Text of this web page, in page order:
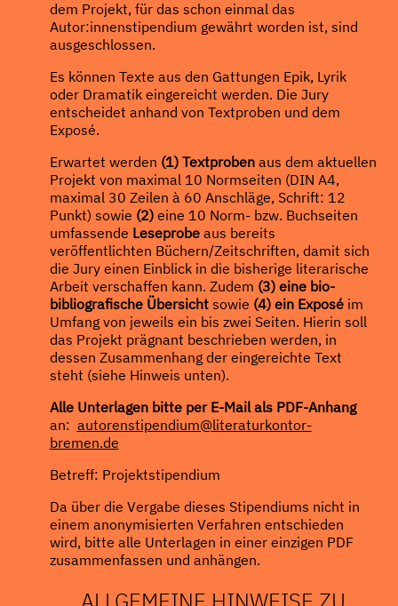
dem Projekt, für das schon einmal das
Autor:innenstipendium gewährt worden ist, sind
ausgeschlossen.
Es können Texte aus den Gattungen Epik, Lyrik
oder Dramatik eingereicht werden. Die Jury
entscheidet anhand von Textproben und dem
Exposé.
Erwartet werden (1) Textproben aus dem aktuellen
Projekt von maximal 10 Normseiten (DIN A4,
maximal 30 Zeilen à 60 Anschläge, Schrift: 12
Punkt) sowie (2) eine 10 Norm- bzw. Buchseiten
umfassende Leseprobe aus bereits
veröffentlichten Büchern/Zeitschriften, damit sich
die Jury einen Einblick in die bisherige literarische
Arbeit verschaffen kann. Zudem (3) eine bio-
bibliografische Übersicht sowie (4)ein Exposé im
Umfang von jeweils ein bis zwei Seiten. Hierin soll
das Projekt prägnant beschrieben werden, in
dessen Zusammenhang der eingereichte Text
steht (siehe Hinweis unten).
Alle Unterlagen bitte per E-Mail als PDF-Anhang
an: autorenstipendium@literaturkontor-
bremen.de
Betreff: Projektstipendium
Da über die Vergabe dieses Stipendiums nicht in
einem anonymisierten Verfahren entschieden
wird, bitte alle Unterlagen in einer einzigen PDF
zusammenfassen und anhängen.